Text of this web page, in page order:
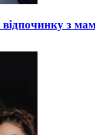
відпочинку з